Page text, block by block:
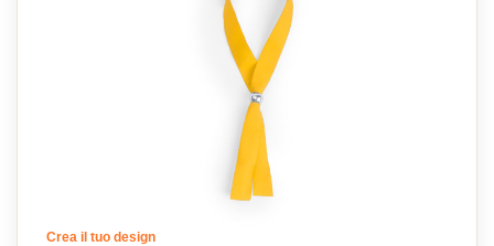
Crea il tuo design